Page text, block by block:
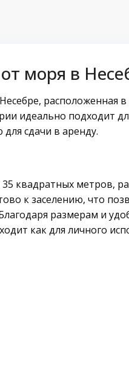
моря в
расположенная
идеально подходит
сдачи в аренду.
квадратных метров,
к заселению, что
размерам и
как для личного